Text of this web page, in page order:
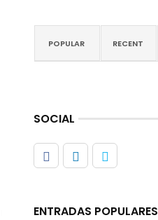
POPULAR RECENT
SOCIAL
ENTRADAS POPULARES